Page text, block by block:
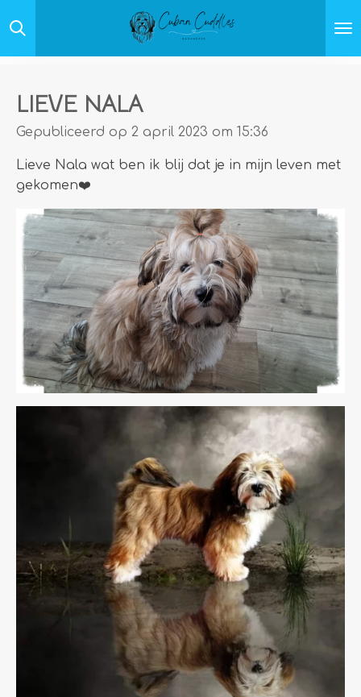
Ga
direct
naar
hoofdinhoud
LIEVE NALA
Gepubliceerd op 2 april 2023 om 15:36
Lieve Nala wat ben ik blij dat je in mijn leven met
gekomen❤️